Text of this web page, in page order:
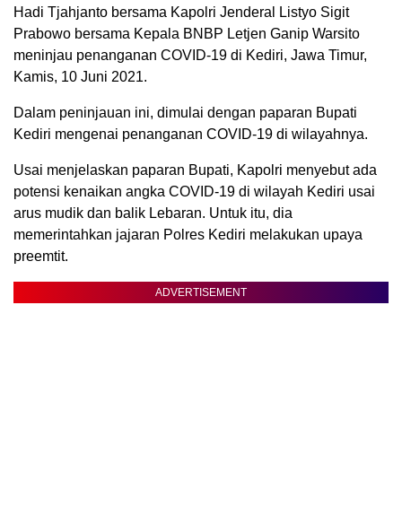
Hadi Tjahjanto bersama Kapolri Jenderal Listyo Sigit
Prabowo bersama Kepala BNBP Letjen Ganip Warsito
meninjau penanganan COVID-19 di Kediri, Jawa Timur,
Kamis, 10 Juni 2021.
Dalam peninjauan ini, dimulai dengan paparan Bupati
Kediri mengenai penanganan COVID-19 di wilayahnya.
Usai menjelaskan paparan Bupati, Kapolri menyebut ada
potensi kenaikan angka COVID-19 di wilayah Kediri usai
arus mudik dan balik Lebaran. Untuk itu, dia
memerintahkan jajaran Polres Kediri melakukan upaya
preemtit.
ADVERTISEMENT